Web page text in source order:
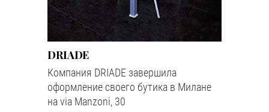
DRIADE
Компания DRIADE завершила
оформление своего бутика в Милане
на via Manzoni, 30